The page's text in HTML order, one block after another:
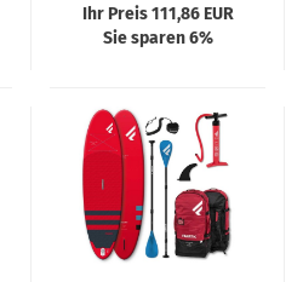
Ihr Preis 111,86 EUR
Sie sparen 6%